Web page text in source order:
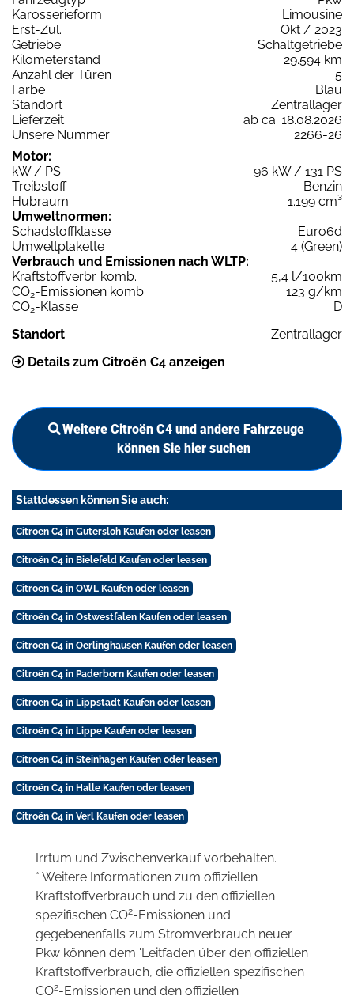
Karosserieform
Limousine
Erst-Zul.
Okt / 2023
Getriebe
Schaltgetriebe
Kilometerstand
29.594 km
Anzahl der Türen
5
Farbe
Blau
Standort
Zentrallager
Lieferzeit
ab ca. 18.08.2026
Unsere Nummer
2266-26
Motor:
kW / PS
96 kW / 131 PS
Treibstoff
Benzin
Hubraum
1.199 cm³
Umweltnormen:
Schadstoffklasse
Euro6d
Umweltplakette
4 (Green)
Verbrauch und Emissionen nach WLTP:
Kraftstoffverbr. komb.
5,4 l/100km
CO2-Emissionen komb.
123 g/km
CO2-Klasse
D
Standort
Zentrallager
Details zum Citroën C4 anzeigen
Weitere Citroën C4 und andere Fahrzeuge
können Sie hier suchen
Stattdessen können Sie auch:
Citroën C4 in Gütersloh Kaufen oder leasen
Citroën C4 in Bielefeld Kaufen oder leasen
Citroën C4 in OWL Kaufen oder leasen
Citroën C4 in Ostwestfalen Kaufen oder leasen
Citroën C4 in Oerlinghausen Kaufen oder leasen
Citroën C4 in Paderborn Kaufen oder leasen
Citroën C4 in Lippstadt Kaufen oder leasen
Citroën C4 in Lippe Kaufen oder leasen
Citroën C4 in Steinhagen Kaufen oder leasen
Citroën C4 in Halle Kaufen oder leasen
Citroën C4 in Verl Kaufen oder leasen
Irrtum und Zwischenverkauf vorbehalten.
* Weitere Informationen zum offiziellen
Kraftstoffverbrauch und zu den offiziellen
spezifischen CO2-Emissionen und
gegebenenfalls zum Stromverbrauch neuer
Pkw können dem 'Leitfaden über den offiziellen
Kraftstoffverbrauch, die offiziellen spezifischen
CO2-Emissionen und den offiziellen